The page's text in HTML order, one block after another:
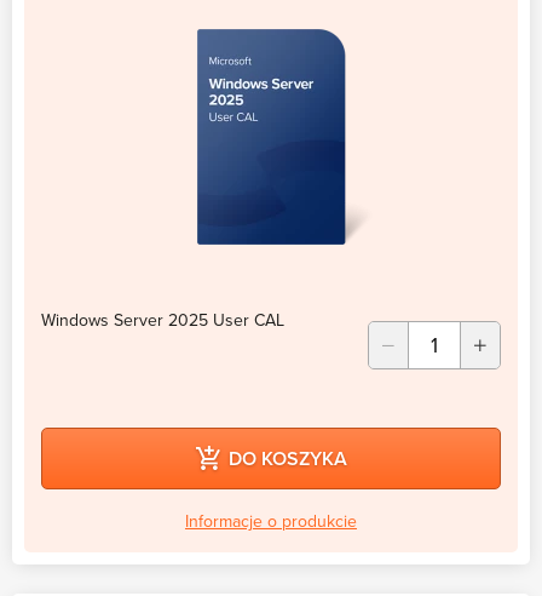
Windows Server 2025 User CAL
DO KOSZYKA
Informacje o produkcie